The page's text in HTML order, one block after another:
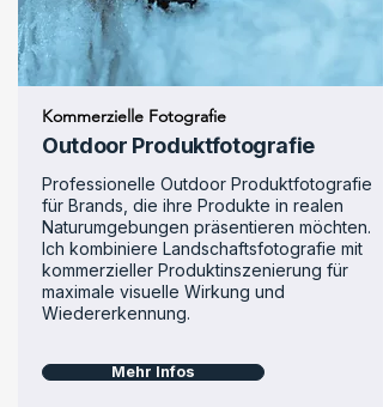
Kommerzielle Fotografie
Outdoor Produktfotografie
Professionelle Outdoor Produktfotografie
für Brands, die ihre Produkte in realen
Naturumgebungen präsentieren möchten.
Ich kombiniere Landschaftsfotografie mit
kommerzieller Produktinszenierung für
maximale visuelle Wirkung und
Wiedererkennung.
Mehr Infos